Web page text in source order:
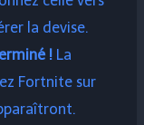
la devise.
! La
Fortnite sur